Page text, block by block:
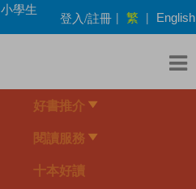
小學生
登入/註冊 | 繁 | English
好書推介
閱讀服務
十本好讀